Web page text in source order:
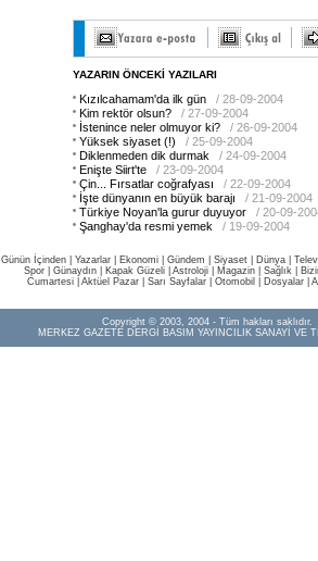
YAZARIN ÖNCEKİ YAZILARI
Kızılcahamam'da ilk gün
/ 28-09-2004
Kim rektör olsun?
/ 27-09-2004
İstenince neler olmuyor ki?
/ 26-09-2004
Yüksek siyaset (!)
/ 25-09-2004
Diklenmeden dik durmak
/ 24-09-2004
Enişte Siirt'te
/ 23-09-2004
Çin... Fırsatlar coğrafyası
/ 22-09-2004
İşte dünyanın en büyük barajı
/ 21-09-2004
Türkiye Noyan'la gurur duyuyor
/ 20-09-
Şanghay'da resmi yemek
/ 19-09-2004
Günün İçinden Yazarlar Ekonomi Gündem Siyaset Dünya |
Spor
Günaydın Kapak Güzeli Astroloji Magazin Sağlık
Cumartesi| Aktüel Pazar| Sarı Sayfalar| Otomobil Dosyalar|
Copyright © 2003, 2004 - Tüm hakları saklıdır.
MERKEZ GAZETE DERGİ BASIM YAYINCILIK SANAYİ VE